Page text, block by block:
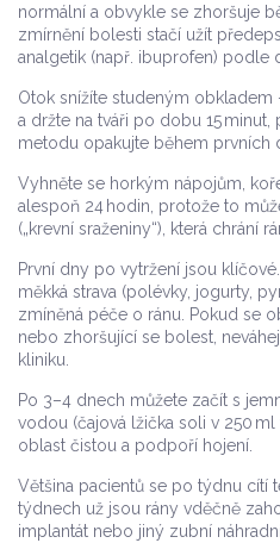
normální a obvykle se zhoršuje
zmírnění bolesti stačí užít
analgetik (např. ibuprofen) podle
Otok snížíte studeným
a držte na tváři po dobu 15 minut,
metodu opakujte během prvních
Vyhněte se horkým nápojům,
alespoň 24 hodin, protože to
(„krevní sraženiny“), která chrání
První dny po vytržení jsou
měkká strava (polévky, jogurty,
zmíněná péče o ránu. Pokud se
nebo zhoršující se bolest,
kliniku.
Po 3–4 dnech můžete začít s
vodou (čajová lžička soli v 250
oblast čistou a podpoří hojení.
Většina pacientů se po týdnu cítí
týdnech už jsou rány vděčně
implantát nebo jiný zubní